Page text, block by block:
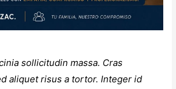
sollicitudin massa. Cras
aliquet risus a tortor. Integer id